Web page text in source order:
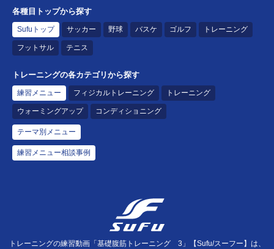
各種目トップから探す
Sufuトップ サッカー 野球 バスケ ゴルフ トレーニング
フットサル テニス
トレーニングの各カテゴリから探す
練習メニュー フィジカルトレーニング トレーニング
ウォーミングアップ コンディショニング
テーマ別メニュー
練習メニュー相談事例
トレーニングの練習動画「基礎腹筋トレーニング 3」【Sufu/スーフー】は、